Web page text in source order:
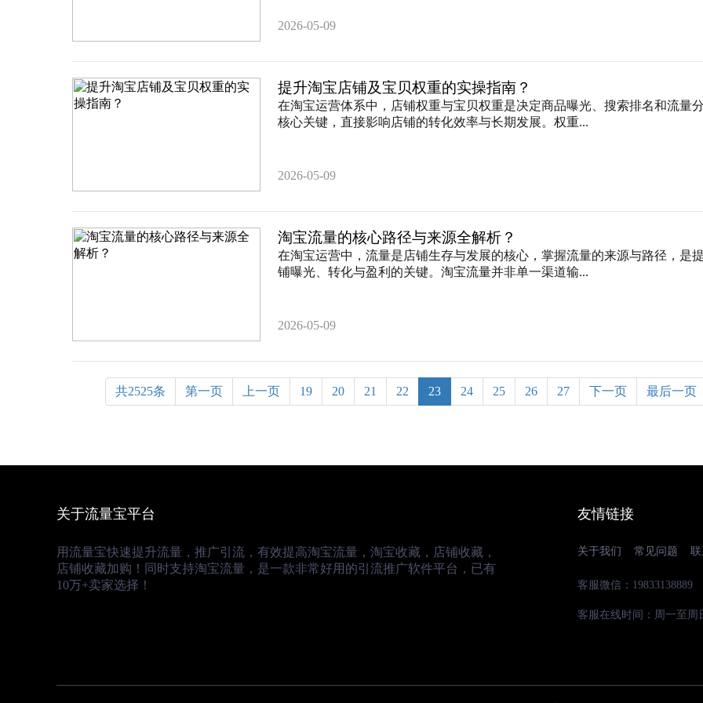
2026-05-09
提升淘宝店铺及宝贝权重的实操指南？
在淘宝运营体系中，店铺权重与宝贝权重是决定商品曝光、搜索排名和流量
核心关键，直接影响店铺的转化效率与长期发展。权重...
2026-05-09
淘宝流量的核心路径与来源全解析？
在淘宝运营中，流量是店铺生存与发展的核心，掌握流量的来源与路径，是
铺曝光、转化与盈利的关键。淘宝流量并非单一渠道输...
2026-05-09
共2525条 第一页 上一页 19 20 21 22 23 24 25 26 27 下一页 最后一页
关于流量宝平台
用流量宝快速提升流量，推广引流，有效提高淘宝流量，淘宝收藏，店铺收藏，
店铺收藏加购！同时支持淘宝流量，是一款非常好用的引流推广软件平台，已有
10万+卖家选择！
友情链接
关于我们 常见问题 联
客服微信：19833138889
客服在线时间：周一至周